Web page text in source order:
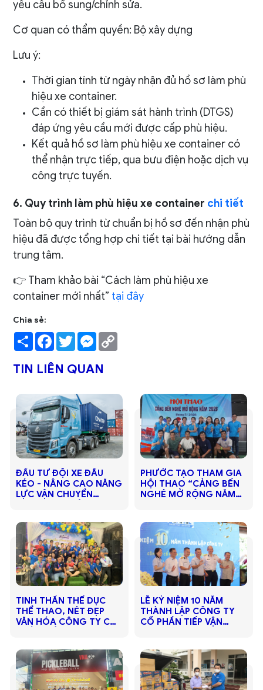
yêu cầu bổ sung/chỉnh sửa.
Cơ quan có thẩm quyền: Bộ xây dựng
Lưu ý:
Thời gian tính từ ngày nhận đủ hồ sơ làm phù
hiệu xe container.
Cần có thiết bị giám sát hành trình (DTGS)
đáp ứng yêu cầu mới được cấp phù hiệu.
Kết quả hồ sơ làm phù hiệu xe container có
thể nhận trực tiếp, qua bưu điện hoặc dịch vụ
công trực tuyến.
6. Quy trình làm phù hiệu xe container chi tiết
Toàn bộ quy trình từ chuẩn bị hồ sơ đến nhận phù
hiệu đã được tổng hợp chi tiết tại bài hướng dẫn
trung tâm.
👉 Tham khảo bài “Cách làm phù hiệu xe
container mới nhất” tại đây
Chia sẻ:
Share Facebook
TwitterMessenger
TIN LIÊN QUAN
ĐẦU TƯ ĐỘI XE ĐẦU
KÉO - NÂNG CAO NĂNG
LỰC VẬN CHUYỂN
PHƯỚC TẠO THAM GIA
HỘI THAO “CẢNG BẾN
NGHÉ MỞ RỘNG NĂM
TINH THẦN THỂ DỤC
THỂ THAO, NÉT ĐẸP
VĂN HÓA CÔNG TY CỔ
LỄ KỶ NIỆM 10 NĂM
THÀNH LẬP CÔNG TY
CỔ PHẦN TIẾP VẬN